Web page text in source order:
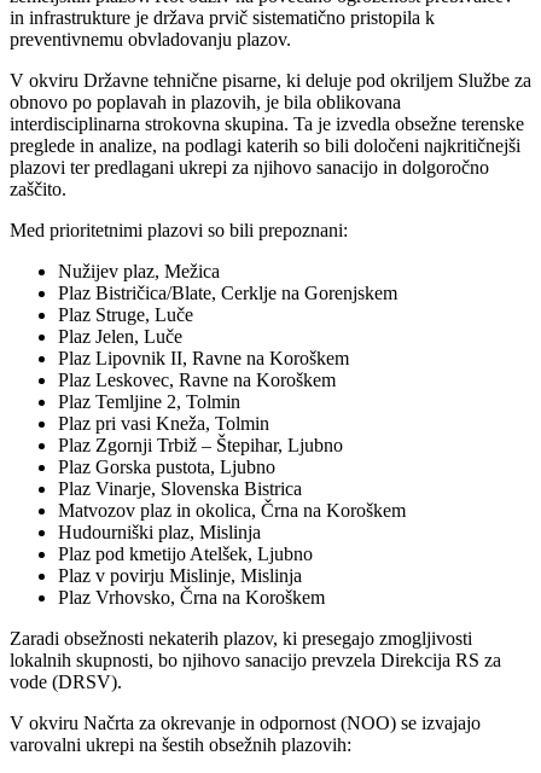
in infrastrukture je država prvič sistematično pristopila k
preventivnemu obvladovanju plazov.
V okviru Državne tehnične pisarne, ki deluje pod okriljem Službe za
obnovo po poplavah in plazovih, je bila oblikovana
interdisciplinarna strokovna skupina. Ta je izvedla obsežne terenske
preglede in analize, na podlagi katerih so bili določeni najkritičnejši
plazovi ter predlagani ukrepi za njihovo sanacijo in dolgoročno
zaščito.
Med prioritetnimi plazovi so bili prepoznani:
Nužijev plaz, Mežica
Plaz Bistričica/Blate, Cerklje na Gorenjskem
Plaz Struge, Luče
Plaz Jelen, Luče
Plaz Lipovnik II, Ravne na Koroškem
Plaz Leskovec, Ravne na Koroškem
Plaz Temljine 2, Tolmin
Plaz pri vasi Kneža, Tolmin
Plaz Zgornji Trbiž – Štepihar, Ljubno
Plaz Gorska pustota, Ljubno
Plaz Vinarje, Slovenska Bistrica
Matvozov plaz in okolica, Črna na Koroškem
Hudourniški plaz, Mislinja
Plaz pod kmetijo Atelšek, Ljubno
Plaz v povirju Mislinje, Mislinja
Plaz Vrhovsko, Črna na Koroškem
Zaradi obsežnosti nekaterih plazov, ki presegajo zmogljivosti
lokalnih skupnosti, bo njihovo sanacijo prevzela Direkcija RS za
vode (DRSV).
V okviru Načrta za okrevanje in odpornost (NOO) se izvajajo
varovalni ukrepi na šestih obsežnih plazovih: